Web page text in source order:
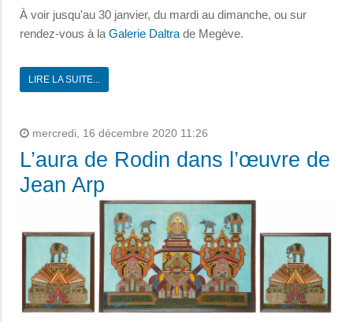
À voir jusqu'au 30 janvier, du mardi au dimanche, ou sur
rendez-vous à la Galerie Daltra de Megève.
LIRE LA SUITE...
mercredi, 16 décembre 2020 11:26
L’aura de Rodin dans l’œuvre de
Jean Arp